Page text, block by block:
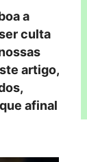
a
culta
artigo,
afinal